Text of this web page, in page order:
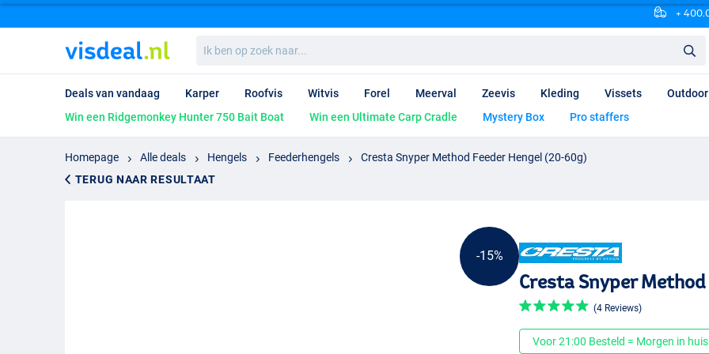
+
ben
op
naar...
Deals van vandaag Karper Roofvis Witvis Forel Meerval Zeevis Kleding Vissets Outdoor
Win een Ridgemonkey Hunter 750 Bait Boat
Win een Ultimate Carp Cradle Mystery Box Pro staffers
Homepage Alle deals Hengels Feederhengels
Cresta Snyper Method Feeder Hengel (20-60g)
TERUG NAAR RESULTAAT
-15%
Cresta Snyper
(4 Reviews)
Voor 21:00 Besteld = Morgen in